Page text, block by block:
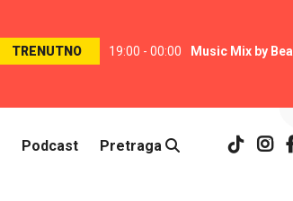
TRENUTNO 19:00 - 00:00 Music Mix by Bea
Podcast Pretraga